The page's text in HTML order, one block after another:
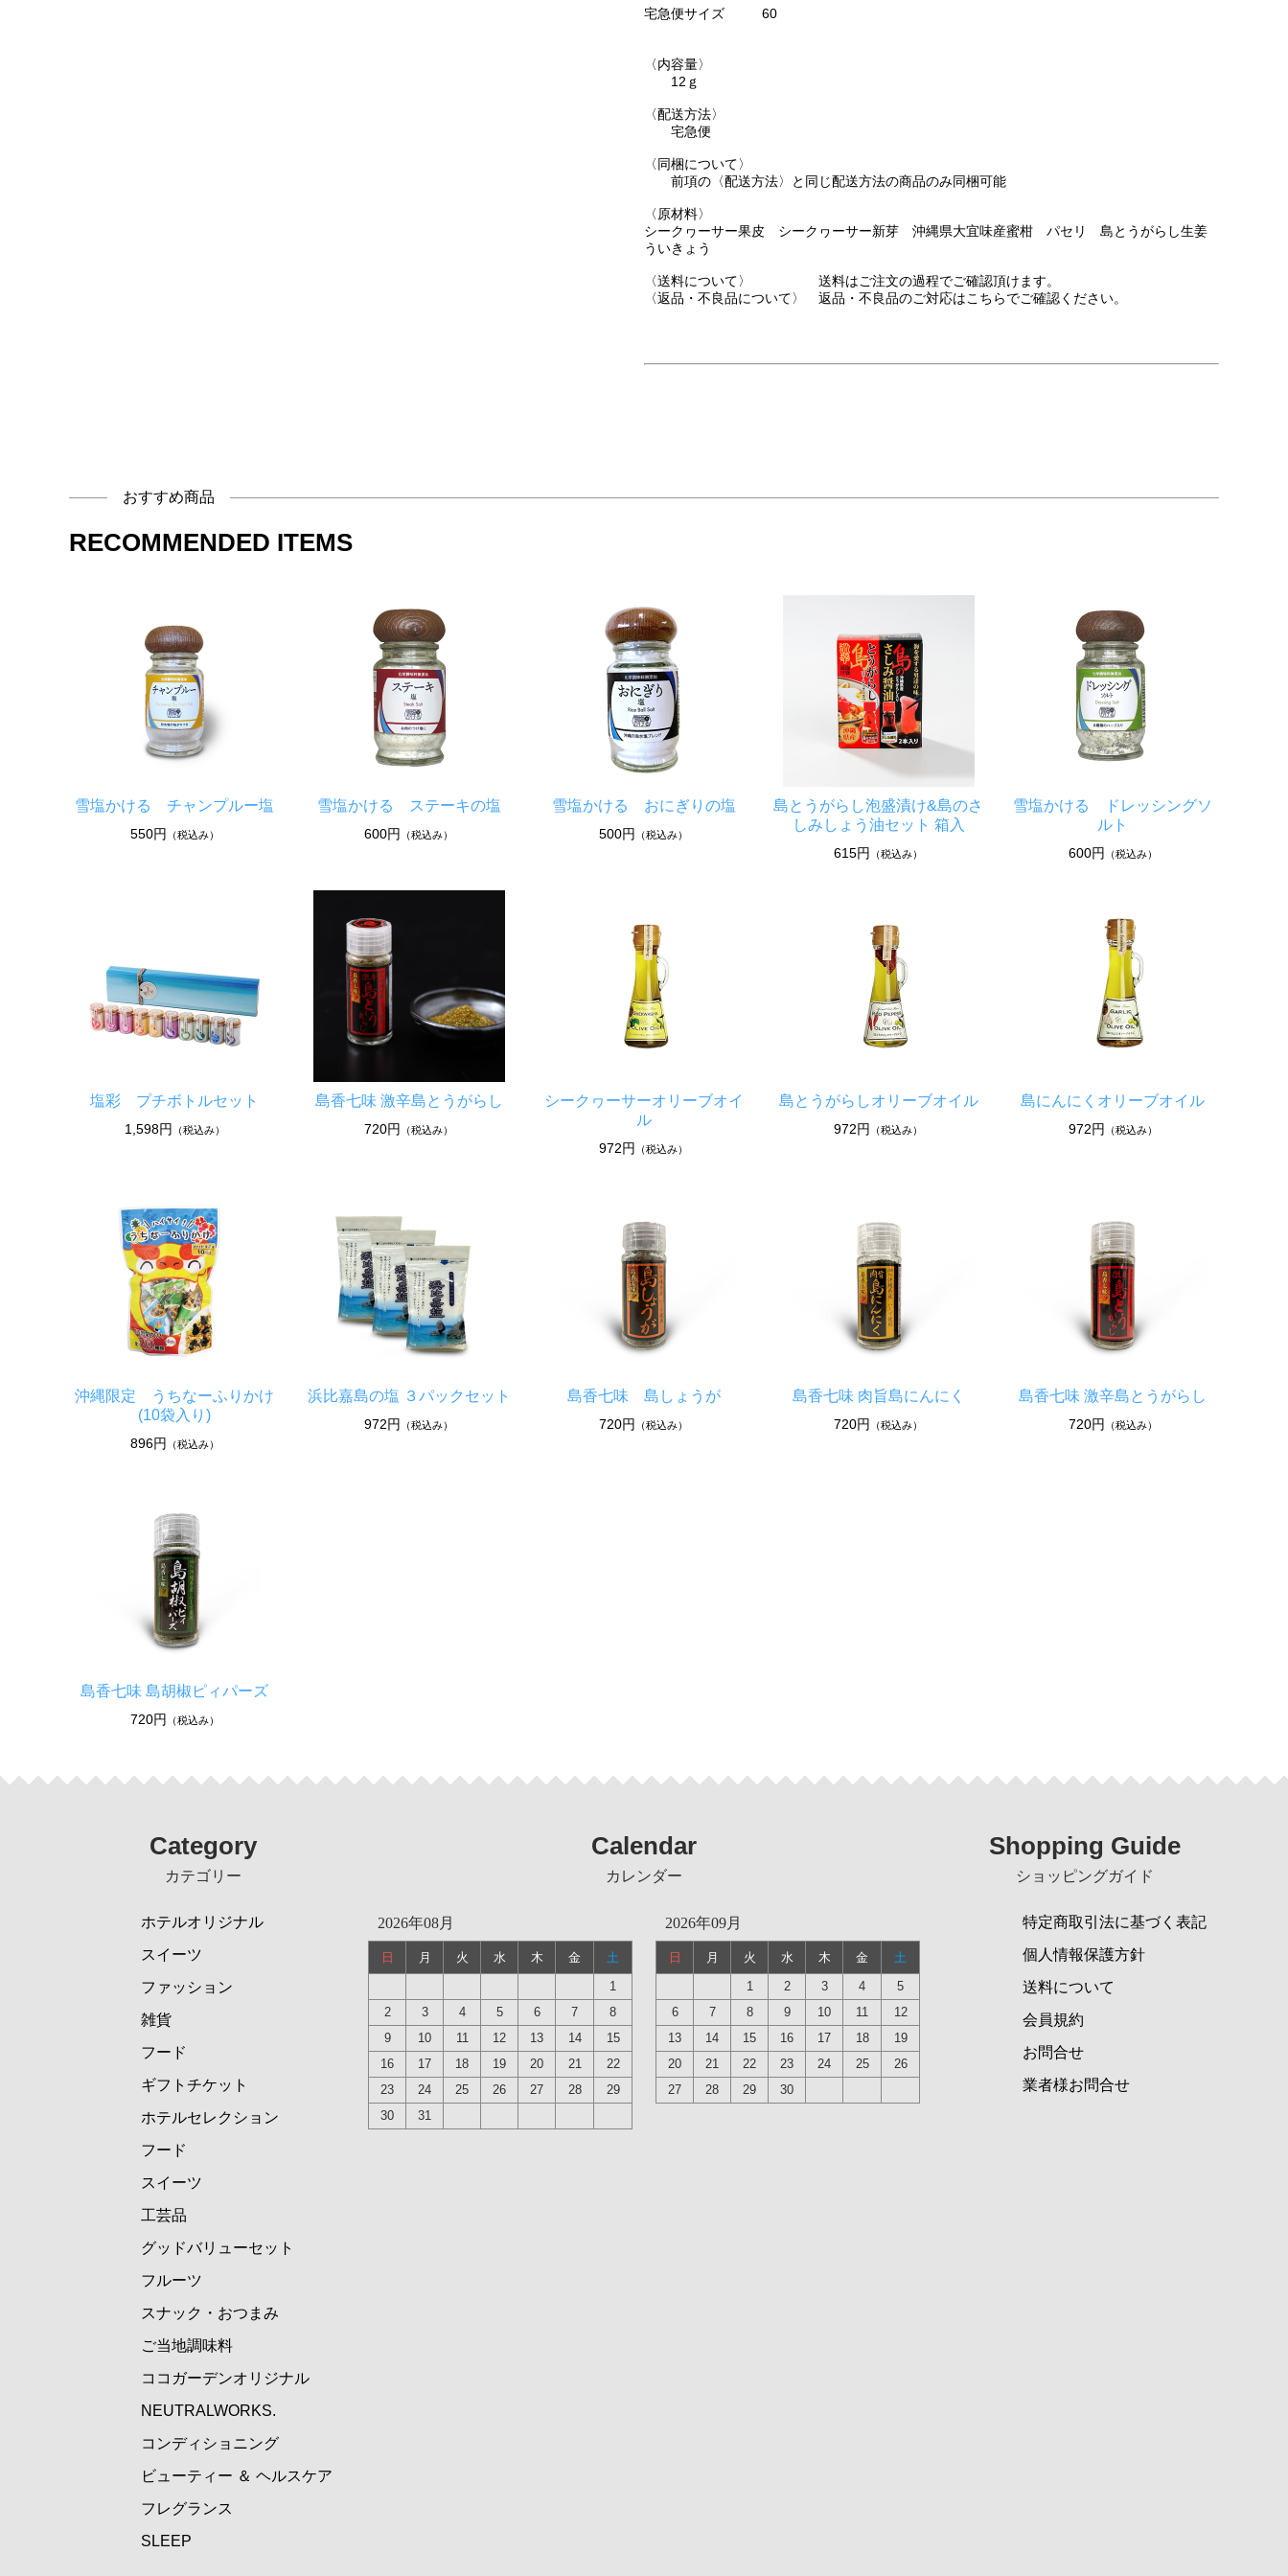
宅急便サイズ 60
〈内容量〉
12ｇ
〈配送方法〉
宅急便
〈同梱について〉
前項の〈配送方法〉と同じ配送方法の商品のみ同梱可能
〈原材料〉
シークヮーサー果皮 シークヮーサー新芽 沖縄県大宜味産蜜柑 パセリ 島とうがらし生姜
ういきょう
〈送料について〉 送料はご注文の過程でご確認頂けます。
〈返品・不良品について〉 返品・不良品のご対応はこちらでご確認ください。
おすすめ商品
RECOMMENDED ITEMS
雪塩かける チャンプルー塩
550円 （税込み）
雪塩かける ステーキの塩
600円 （税込み）
雪塩かける おにぎりの塩
500円 （税込み）
島とうがらし泡盛漬け&島のさ
しみしょう油セット 箱入
615円 （税込み）
雪塩かける ドレッシングソ
ルト
600円 （税込み）
塩彩 プチボトルセット
1,598円 （税込み）
島香七味 激辛島とうがらし
720円 （税込み）
シークヮーサーオリーブオイ
ル
972円 （税込み）
島とうがらしオリーブオイル
972円 （税込み）
島にんにくオリーブオイル
972円 （税込み）
沖縄限定 うちなーふりかけ
(10袋入り)
896円 （税込み）
浜比嘉島の塩 ３パックセット
972円 （税込み）
島香七味 島しょうが
720円 （税込み）
島香七味 肉旨島にんにく
720円 （税込み）
島香七味 激辛島とうがらし
720円 （税込み）
島香七味 島胡椒ピィパーズ
720円 （税込み）
Category
カテゴリー
ホテルオリジナル
スイーツ
ファッション
雑貨
フード
ギフトチケット
ホテルセレクション
フード
スイーツ
工芸品
グッドバリューセット
フルーツ
スナック・おつまみ
ご当地調味料
ココガーデンオリジナル
NEUTRALWORKS.
コンディショニング
ビューティー ＆ ヘルスケア
フレグランス
SLEEP
Calendar
カレンダー
2026年08月
日 月 火 水 木 金
土
1
2
3 4 5 6 7
8
9
10 11 12 13 14
15
16
17 18 19 20 21
22
23
24 25 26 27 28
29
30
31
2026年09月
日 月 火 水 木 金
土
1
2 3 4
5
6
7 8 9 10 11
12
13
14 15 16 17 18
19
20
21 22 23 24 25
26
27
28 29 30
Shopping Guide
ショッピングガイド
特定商取引法に基づく表記
個人情報保護方針
送料について
会員規約
お問合せ
業者様お問合せ